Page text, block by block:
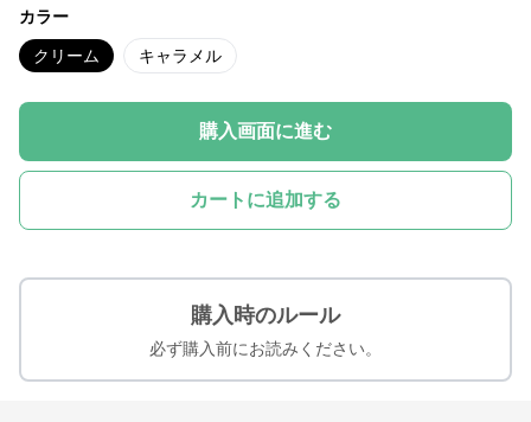
カラー
クリーム キャラメル
購入画面に進む
カートに追加する
購入時のルール
必ず購入前にお読みください。